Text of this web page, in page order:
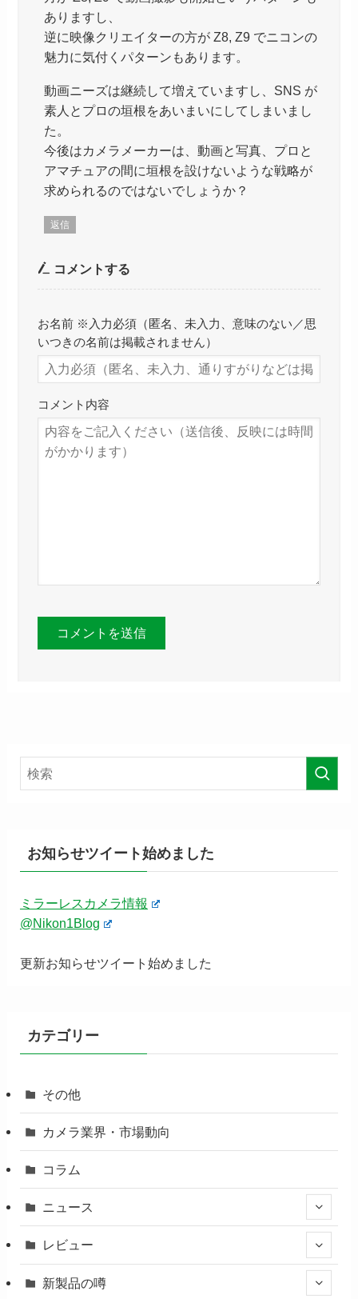
ありますし、
逆に映像クリエイターの方が Z8, Z9 でニコンの
魅力に気付くパターンもあります。
動画ニーズは継続して増えていますし、SNS が
素人とプロの垣根をあいまいにしてしまいまし
た。
今後はカメラメーカーは、動画と写真、プロと
アマチュアの間に垣根を設けないような戦略が
求められるのではないでしょうか？
返信
コメントする
お名前 ※入力必須（匿名、未入力、意味のない／思
いつきの名前は掲載されません）
コメント内容
お知らせツイート始めました
ミラーレスカメラ情報
@Nikon1Blog
更新お知らせツイート始めました
カテゴリー
その他
カメラ業界・市場動向
コラム
ニュース
レビュー
新製品の噂